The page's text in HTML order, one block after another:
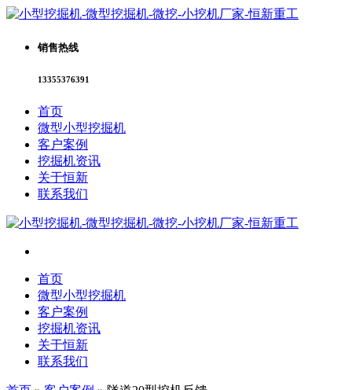
销售热线
13355376391
首页
微型小型挖掘机
客户案例
挖掘机资讯
关于恒新
联系我们
首页
微型小型挖掘机
客户案例
挖掘机资讯
关于恒新
联系我们